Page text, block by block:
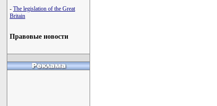
- The legislation of the Great
Britain
Правовые новости